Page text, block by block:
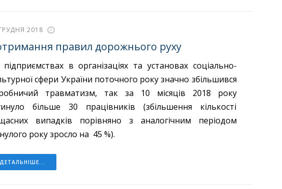
2018
правил дорожнього руху
в організаціях та установах соціально-
сфери України поточного року значно збільшився
травматизм, так за 10 місяців 2018 року
більше 30 працівників (збільшення кількості
випадків порівняно з аналогічним періодом
року зросло на 45 %).
ДЕТАЛЬНІШЕ...